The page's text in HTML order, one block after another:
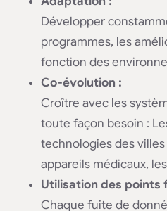
Développer
programmes, les
fonction des
Co-évolution :
Croître avec les
toute façon besoin :
technologies des
appareils médicaux,
Utilisation des points
Chaque fuite de